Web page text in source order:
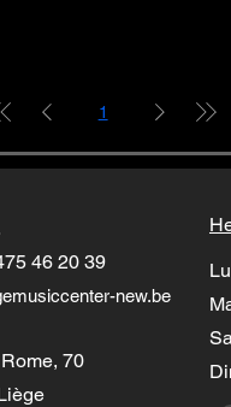
1
70
46 20 39
new.be